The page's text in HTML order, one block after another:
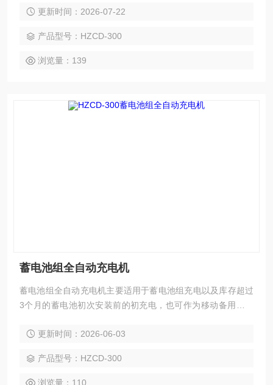
单，界面友好，是蓄电池维护工作的好助手
更新时间：2026-07-22
产品型号：HZCD-300
浏览量：139
蓄电池组全自动充电机
蓄电池组全自动充电机主要适用于蓄电池组充电以及库存超过
3个月的蓄电池初次安装前的初充电，也可作为移动备用直流
单，界面友好，是蓄电池维护工作的好助手
更新时间：2026-06-03
产品型号：HZCD-300
浏览量：110